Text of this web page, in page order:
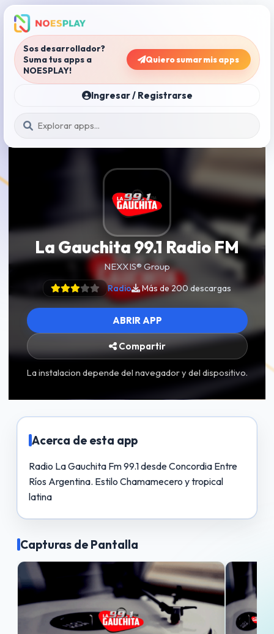
Sos desarrollador?
Suma tus apps a
NOESPLAY!
Quiero sumar mis apps
Ingresar / Registrarse
La Gauchita 99.1 Radio FM
NEXXIS® Group
Radio Más de 200 descargas
ABRIR APP
Compartir
La instalacion depende del navegador y del dispositivo.
Acerca de esta app
Radio La Gauchita Fm 99.1 desde Concordia Entre
Ríos Argentina. Estilo Chamamecero y tropical
latina
Capturas de Pantalla